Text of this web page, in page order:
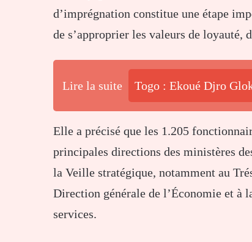
d’imprégnation constitue une étape
de s’approprier les valeurs de loyauté,
Lire la suite Togo : Ekoué Djro
Elle a précisé que les 1.205
principales directions des ministères
la Veille stratégique, notamment au
Direction générale de l’Économie et à
services.